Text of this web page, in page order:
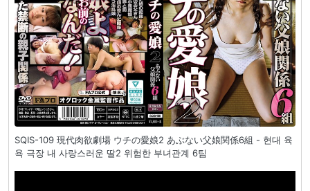
SQIS-109 現代肉欲劇場 ウチの愛娘2 あぶない父娘関係6組 - 현대 육
욕 극장 내 사랑스러운 딸2 위험한 부녀관계 6팀